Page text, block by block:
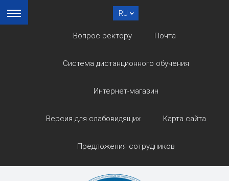
RU
Вопрос ректору Почта
Система дистанционного обучения
Интернет-магазин
Версия для слабовидящих Карта сайта
Предложения сотрудников